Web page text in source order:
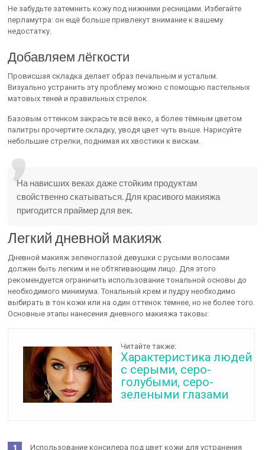
Не забудьте затемнить кожу под нижними ресницами. Избегайте
перламутра: он ещё больше привлекут внимание к вашему
недостатку.
Добавляем лёгкости
Провисшая складка делает образ печальным и усталым.
Визуально устранить эту проблему можно с помощью пастельных
матовых теней и правильных стрелок.
Базовым оттенком закрасьте всё веко, а более тёмным цветом
палитры прочертите складку, уводя цвет чуть выше. Нарисуйте
небольшие стрелки, поднимая их хвостики к вискам.
На нависших веках даже стойким продуктам
свойственно скатываться. Для красивого макияжа
пригодится праймер для век.
Легкий дневной макияж
Дневной макияж зеленоглазой девушки с русыми волосами
должен быть легким и не обтягивающим лицо. Для этого
рекомендуется ограничить использование тональной основы до
необходимого минимума. Тональный крем и пудру необходимо
выбирать в тон кожи или на один оттенок темнее, но не более того.
Основные этапы нанесения дневного макияжа таковы:
Читайте также:
Характеристика людей
с серыми, серо-
голубыми, серо-
зелеными глазами
Использование консилера под цвет кожи для устранения